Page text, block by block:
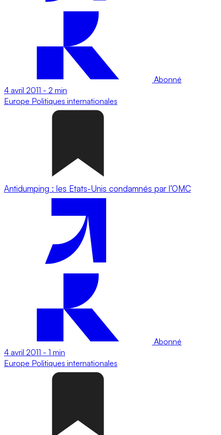
Abonné
4 avril 2011 - 2 min
Europe Politiques internationales
Antidumping : les Etats-Unis condamnés par l’OMC
Abonné
4 avril 2011 - 1 min
Europe Politiques internationales